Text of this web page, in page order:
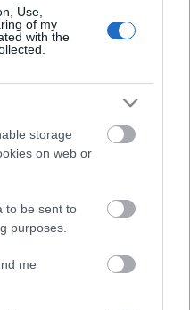
Use,
of my
with the
storage
on web or
to be sent to
purposes.
me
itt
2008 hongkong
kong
hong